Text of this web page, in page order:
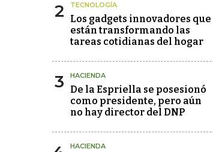
2 TECNOLOGÍA
Los gadgets innovadores que
están transformando las
tareas cotidianas del hogar
3 HACIENDA
De la Espriella se posesionó
como presidente, pero aún
no hay director del DNP
HACIENDA